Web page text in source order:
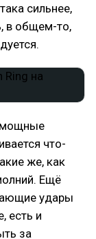
сильнее,
в общем-то,
мощные
что-
же, как
Ещё
удары
есть и
за